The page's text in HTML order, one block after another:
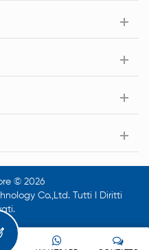
© 2026
Co.,Ltd. Tutti I Diritti